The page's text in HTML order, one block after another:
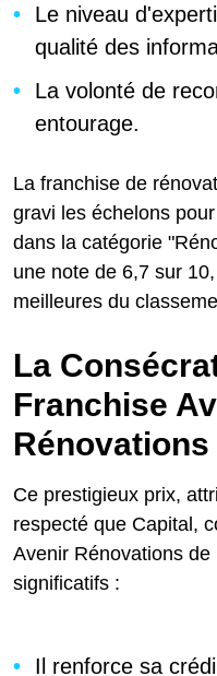
Le niveau
qualité des
La volonté de
entourage.
La franchise de
gravi les échelons
dans la catégorie
une note de 6,7 sur
meilleures du
La
Franchise
Ce prestigieux prix,
respecté que Capital,
Avenir Rénovations
significatifs :
Il renforce sa